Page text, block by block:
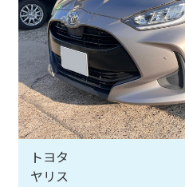
トヨタ
ヤリス